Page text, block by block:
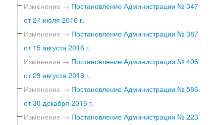
Изменение → Постановление Администрации № 347
от 27 июля 2016 г.
Изменение → Постановление Администрации № 387
от 15 августа 2016 г.
Изменение → Постановление Администрации № 406
от 29 августа 2016 г.
Изменение → Постановление Администрации № 586
от 30 декабря 2016 г.
Изменение → Постановление Администрации № 223